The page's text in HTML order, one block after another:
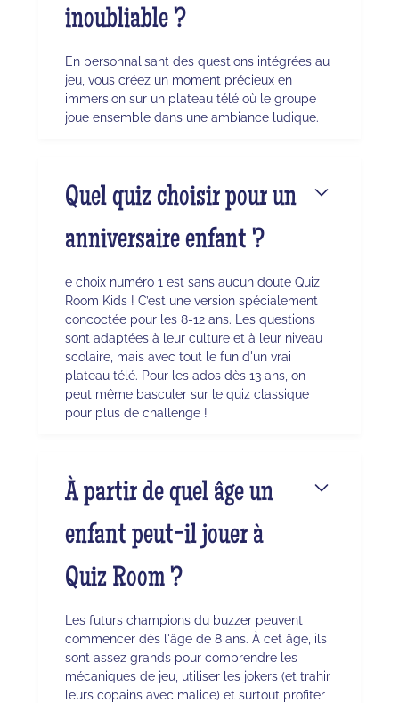
inoubliable ?
En personnalisant des questions intégrées au
jeu, vous créez un moment précieux en
immersion sur un plateau télé où le groupe
joue ensemble dans une ambiance ludique.
Quel quiz choisir pour un
anniversaire enfant ?
e choix numéro 1 est sans aucun doute Quiz
Room Kids ! C’est une version spécialement
concoctée pour les 8-12 ans. Les questions
sont adaptées à leur culture et à leur niveau
scolaire, mais avec tout le fun d'un vrai
plateau télé. Pour les ados dès 13 ans, on
peut même basculer sur le quiz classique
pour plus de challenge !
À partir de quel âge un
enfant peut-il jouer à
Quiz Room ?
Les futurs champions du buzzer peuvent
commencer dès l'âge de 8 ans. À cet âge, ils
sont assez grands pour comprendre les
mécaniques de jeu, utiliser les jokers (et trahir
leurs copains avec malice) et surtout profiter